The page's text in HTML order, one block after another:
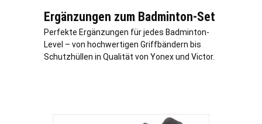
Ergänzungen zum Badminton-Set
Perfekte Ergänzungen für jedes Badminton-
Level – von hochwertigen Griffbändern bis
Schutzhüllen in Qualität von Yonex und Victor.